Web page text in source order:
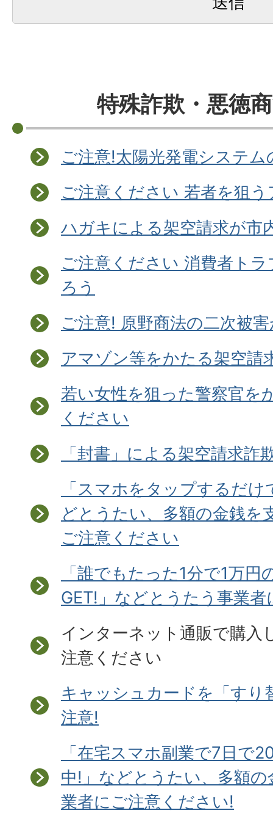
特殊詐欺・悪徳
ご注意!太陽光発電システム
ご注意ください 若者を狙
ハガキによる架空請求が市
ご注意ください 消費者ト
ろう
ご注意! 原野商法の二次被
アマゾン等をかたる架空請
若い女性を狙った警察官を
ください
「封書」による架空請求
「スマホをタップするだ
どとうたい、多額の金銭を
ご注意ください
「誰でもたった1分で1万
GET!」などとうたう事業
インターネット通販で購入
注意ください
キャッシュカードを「すり
注意!
「在宅スマホ副業で7日で
中!」などとうたい、多額
業者にご注意ください!